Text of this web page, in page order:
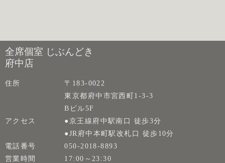
全席個室 じぶんどき
府中店
住所
〒183-0022
東京都府中市宮西町1-3-3
Bビル5F
アクセス
●京王線府中駅南口 徒歩3分
●JR府中本町駅改札口 徒歩10分
電話番号
050-2018-8893
営業時間
17:00～23:30